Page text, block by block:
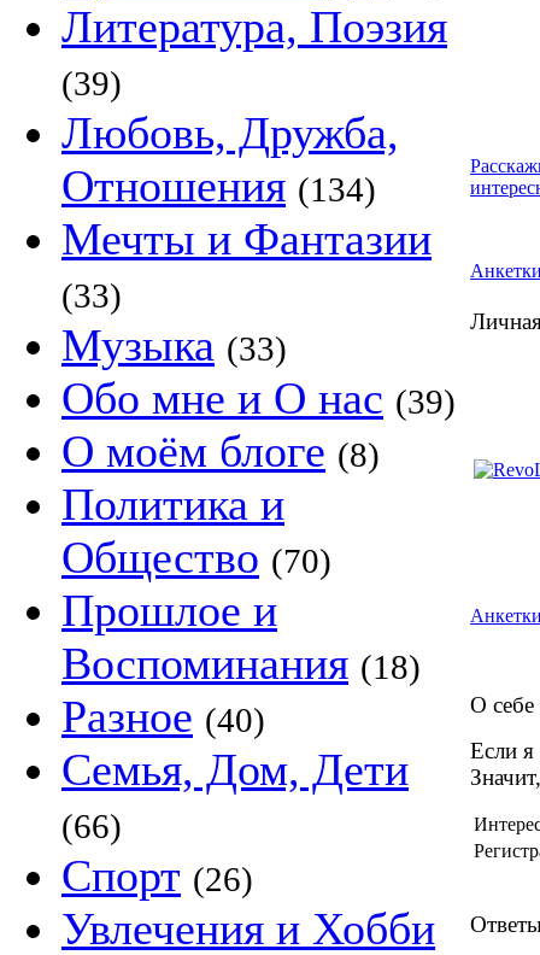
Литература, Поэзия
(39)
Любовь, Дружба,
Отношения (134)
Мечты и Фантазии
(33)
Музыка (33)
Обо мне и О нас (39)
О моём блоге (8)
Политика и
Общество (70)
Прошлое и
Воспоминания (18)
Разное (40)
Семья, Дом, Дети
(66)
Спорт (26)
Увлечения и Хобби
О себе
Если я